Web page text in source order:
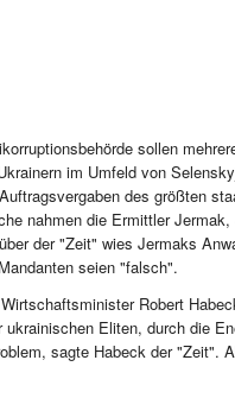
sollen
im Umfeld von
des größten
nahmen die Ermittler
der "Zeit" wies Jermaks
seien "falsch".
Robert
Eliten, durch die
sagte Habeck der "Zeit".